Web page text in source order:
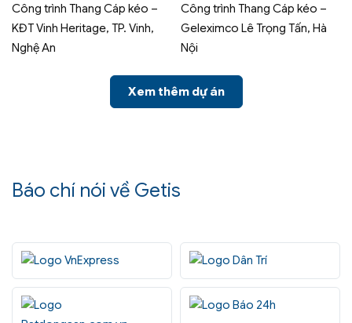
Công trình Thang Cáp kéo –
KĐT Vinh Heritage, TP. Vinh,
Nghệ An
Công trình Thang Cáp kéo –
Geleximco Lê Trọng Tấn, Hà
Nội
Xem thêm dự án
Báo chí nói về Getis